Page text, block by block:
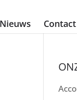
Contact